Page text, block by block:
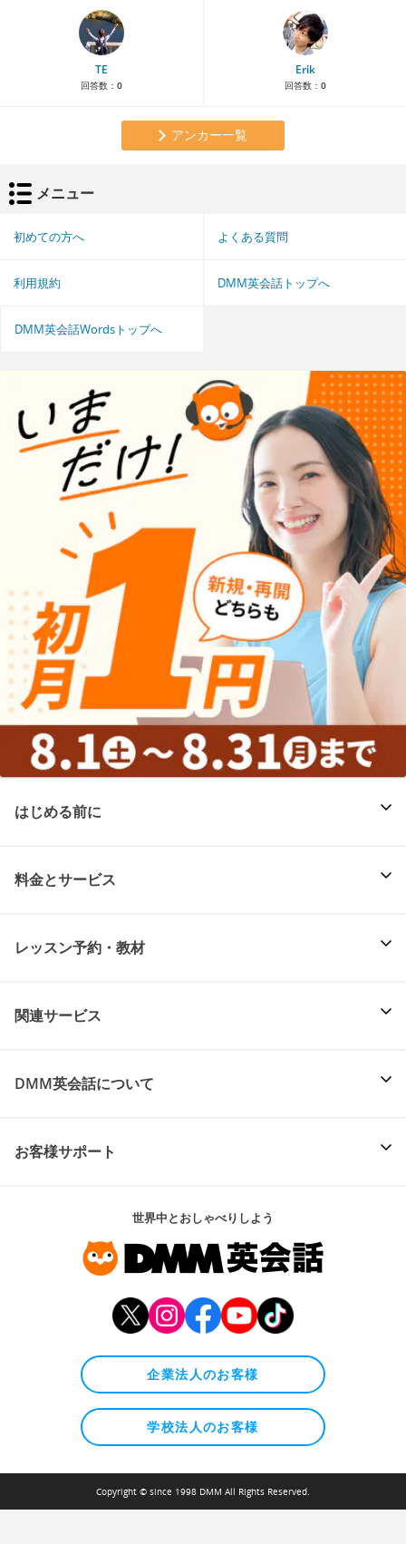
TE
回答数： 0
Erik
回答数： 0
アンカー一覧
メニュー
初めての方へ よくある質問
利用規約 DMM英会話トップへ
DMM英会話Wordsトップへ
はじめる前に
料金とサービス
レッスン予約・教材
関連サービス
DMM英会話について
お客様サポート
世界中とおしゃべりしよう
企業法人のお客様
学校法人のお客様
Copyright © since 1998 DMM All Rights Reserved.